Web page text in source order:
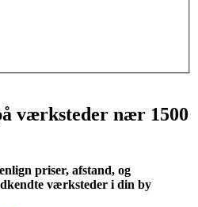
værksteder nær 1500
priser, afstand, og
værksteder i din by